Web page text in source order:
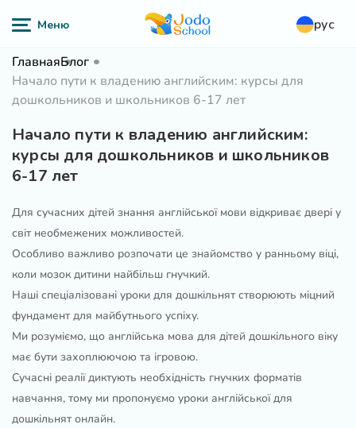
рус
ГлавнаяБлог
Начало пути к владению английским: курсы для
дошкольников и школьников 6-17 лет
Начало пути к владению английским:
курсы для дошкольников и школьников
6-17 лет
Для сучасних дітей знання англійської мови відкриває двері у
світ необмежених можливостей.
Особливо важливо розпочати це знайомство у ранньому віці,
коли мозок дитини найбільш гнучкий.
Наші спеціалізовані уроки для дошкільнят створюють міцний
фундамент для майбутнього успіху.
Ми розуміємо, що англійська мова для дітей дошкільного віку
має бути захоплюючою та ігровою.
Сучасні реалії диктують необхідність гнучких форматів
навчання, тому ми пропонуємо уроки англійської для
дошкільнят онлайн.